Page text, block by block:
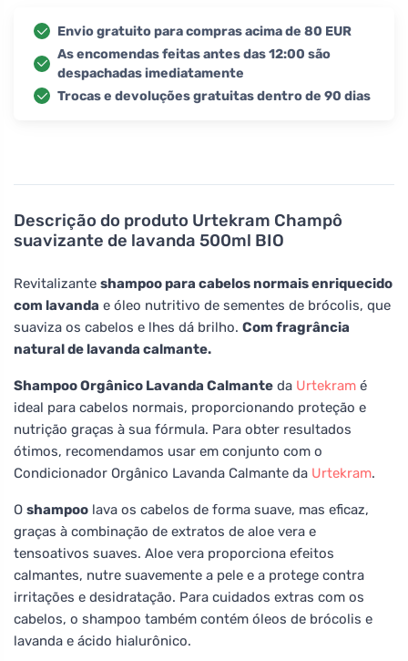
Descrição do produto Urtekram Champô
suavizante de lavanda 500ml BIO
Revitalizante shampoo para cabelos normais enriquecido
com lavanda e óleo nutritivo de sementes de brócolis, que
suaviza os cabelos e lhes dá brilho. Com fragrância
natural de lavanda calmante.
Shampoo Orgânico Lavanda Calmante da Urtekram é
ideal para cabelos normais, proporcionando proteção e
nutrição graças à sua fórmula. Para obter resultados
ótimos, recomendamos usar em conjunto com o
Condicionador Orgânico Lavanda Calmante da Urtekram.
O shampoo lava os cabelos de forma suave, mas eficaz,
graças à combinação de extratos de aloe vera e
tensoativos suaves. Aloe vera proporciona efeitos
calmantes, nutre suavemente a pele e a protege contra
irritações e desidratação. Para cuidados extras com os
cabelos, o shampoo também contém óleos de brócolis e
lavanda e ácido hialurônico.
Envio gratuito para compras acima de 80 EUR
As encomendas feitas antes das 12:00 são
despachadas imediatamente
Trocas e devoluções gratuitas dentro de 90 dias